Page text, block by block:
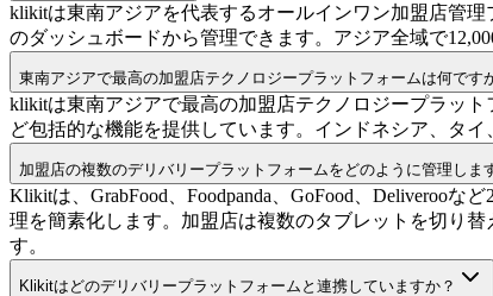
klikitは東南アジアを代表するオールインワン加盟店管理
のダッシュボードから管理できます。アジア全域で
東南アジアで最高の加盟店テクノロジープラットフォームは何です
klikitは東南アジアで最高の加盟店テクノロジープラッ
ど包括的な機能を提供しています。インドネシア、タ
加盟店の複数のデリバリープラットフォームをどのように管理しま
Klikitは、GrabFood、Foodpanda、GoFood、Deliveroo
理を簡素化します。加盟店は複数のタブレットを切り
す。
Klikitはどのデリバリープラットフォームと連携していますか？